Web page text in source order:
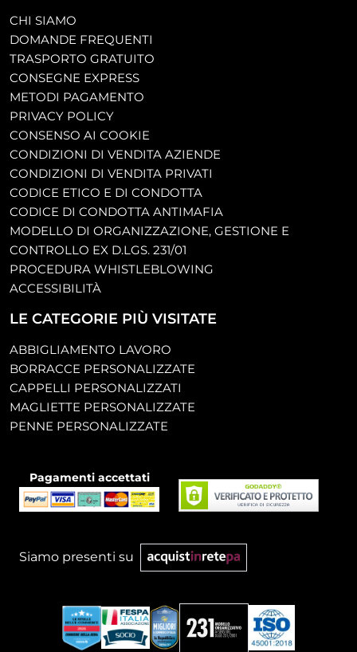
CHI SIAMO
DOMANDE FREQUENTI
TRASPORTO GRATUITO
CONSEGNE EXPRESS
METODI PAGAMENTO
PRIVACY POLICY
CONSENSO AI COOKIE
CONDIZIONI DI VENDITA AZIENDE
CONDIZIONI DI VENDITA PRIVATI
CODICE ETICO E DI CONDOTTA
CODICE DI CONDOTTA ANTIMAFIA
MODELLO DI ORGANIZZAZIONE, GESTIONE E
CONTROLLO EX D.LGS. 231/01
PROCEDURA WHISTLEBLOWING
ACCESSIBILITÀ
LE CATEGORIE PIÙ VISITATE
ABBIGLIAMENTO LAVORO
BORRACCE PERSONALIZZATE
CAPPELLI PERSONALIZZATI
MAGLIETTE PERSONALIZZATE
PENNE PERSONALIZZATE
Pagamenti accettati
Siamo presenti su